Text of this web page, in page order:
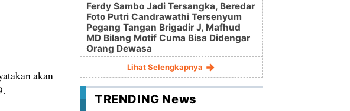
akan
Ferdy Sambo Jadi Tersangka, Beredar
Foto Putri Candrawathi Tersenyum
Pegang Tangan Brigadir J, Mafhud
MD Bilang Motif Cuma Bisa Didengar
Orang Dewasa
Lihat Selengkapnya
TRENDING News